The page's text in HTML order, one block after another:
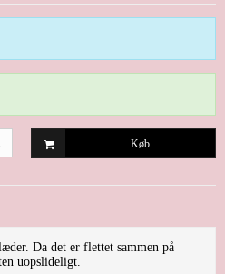
Køb
Da det er flettet sammen på
uopslideligt.